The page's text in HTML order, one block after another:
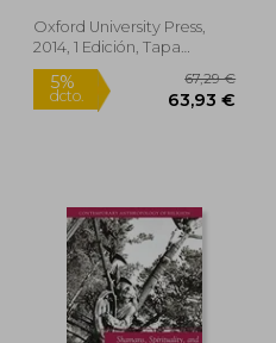
dcto.
Oxford University Press,
2014, 1 Edición, Tapa
Blanda, Nuevo